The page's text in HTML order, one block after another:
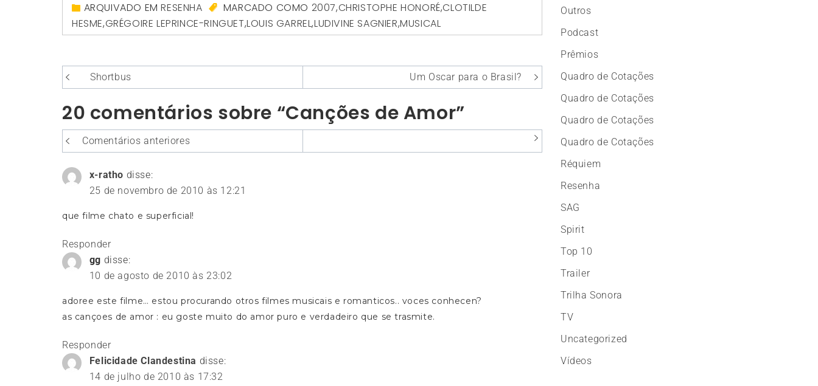
ARQUIVADO EMRESENHA MARCADO COMO 2007,CHRISTOPHE HONORÉ,CLOTILDE
HESME,GRÉGOIRE LEPRINCE-RINGUET,LOUIS GARREL,LUDIVINE SAGNIER,MUSICAL
Navegação
de
Post
Shortbus Um Oscar para o Brasil?
20 comentários sobre “Canções de Amor”
Navegação
entre
os
comentários
Comentários anteriores
x-ratho disse:
25 de novembro de 2010 às 12:21
que filme chato e superficial!
Responder
gg disse:
10 de agosto de 2010 às 23:02
adoree este filme… estou procurando otros filmes musicais e romanticos.. voces conhecen?
as cançoes de amor : eu goste muito do amor puro e verdadeiro que se trasmite.
Responder
Felicidade Clandestina disse:
14 de julho de 2010 às 17:32
Outros
Podcast
Prêmios
Quadro de Cotações
Quadro de Cotações
Quadro de Cotações
Quadro de Cotações
Réquiem
Resenha
SAG
Spirit
Top 10
Trailer
Trilha Sonora
TV
Uncategorized
Vídeos